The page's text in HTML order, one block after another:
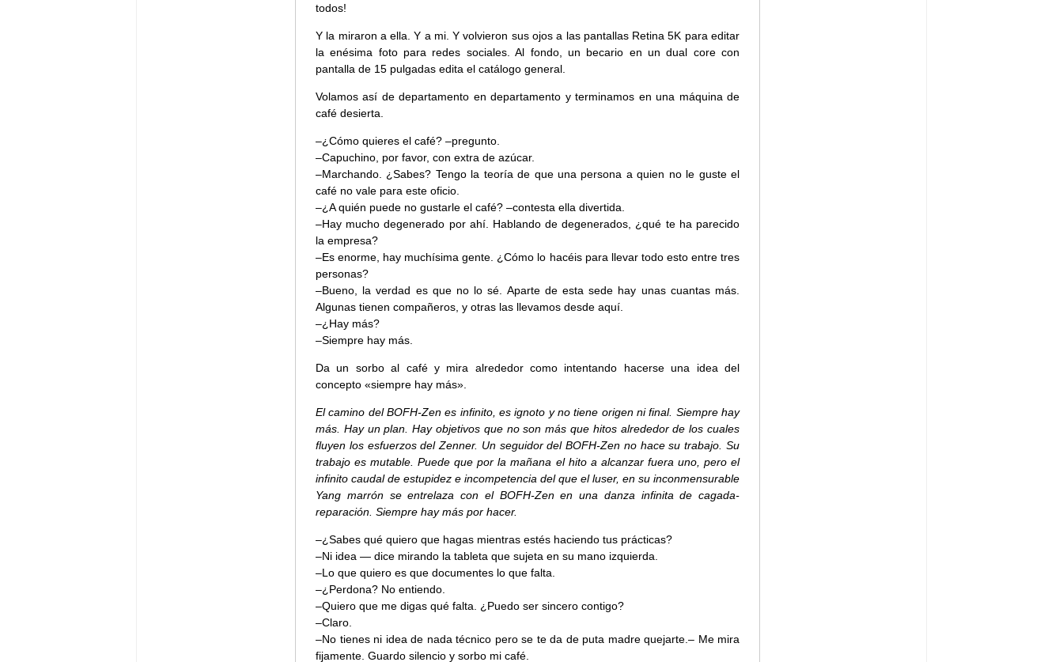
todos!
Y la miraron a ella. Y a mi. Y volvieron sus ojos a las pantallas Retina 5K para editar
la enésima foto para redes sociales. Al fondo, un becario en un dual core con
pantalla de 15 pulgadas edita el catálogo general.
Volamos así de departamento en departamento y terminamos en una máquina de
café desierta.
–¿Cómo quieres el café? –pregunto.
–Capuchino, por favor, con extra de azúcar.
–Marchando. ¿Sabes? Tengo la teoría de que una persona a quien no le guste el
café no vale para este oficio.
–¿A quién puede no gustarle el café? –contesta ella divertida.
–Hay mucho degenerado por ahí. Hablando de degenerados, ¿qué te ha parecido
la empresa?
–Es enorme, hay muchísima gente. ¿Cómo lo hacéis para llevar todo esto entre tres
personas?
–Bueno, la verdad es que no lo sé. Aparte de esta sede hay unas cuantas más.
Algunas tienen compañeros, y otras las llevamos desde aquí.
–¿Hay más?
–Siempre hay más.
Da un sorbo al café y mira alrededor como intentando hacerse una idea del
concepto «siempre hay más».
El camino del BOFH-Zen es infinito, es ignoto y no tiene origen ni final. Siempre hay
más. Hay un plan. Hay objetivos que no son más que hitos alrededor de los cuales
fluyen los esfuerzos del Zenner. Un seguidor del BOFH-Zen no hace su trabajo. Su
trabajo es mutable. Puede que por la mañana el hito a alcanzar fuera uno, pero el
infinito caudal de estupidez e incompetencia del que el luser, en su inconmensurable
Yang marrón se entrelaza con el BOFH-Zen en una danza infinita de cagada-
reparación. Siempre hay más por hacer.
–¿Sabes qué quiero que hagas mientras estés haciendo tus prácticas?
–Ni idea — dice mirando la tableta que sujeta en su mano izquierda.
–Lo que quiero es que documentes lo que falta.
–¿Perdona? No entiendo.
–Quiero que me digas qué falta. ¿Puedo ser sincero contigo?
–Claro.
–No tienes ni idea de nada técnico pero se te da de puta madre quejarte.– Me mira
fijamente. Guardo silencio y sorbo mi café.